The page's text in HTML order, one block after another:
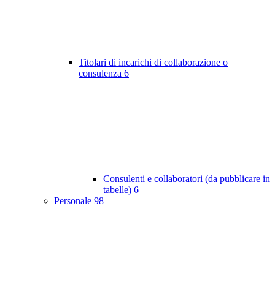
Titolari di incarichi di collaborazione o
consulenza 6
Consulenti e collaboratori (da pubblicare in
tabelle) 6
Personale 98